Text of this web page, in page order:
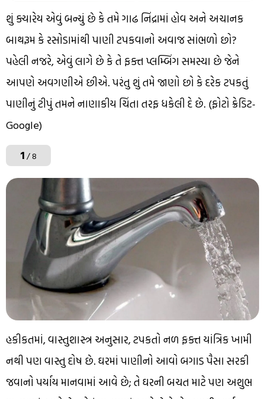
શું ક્યારેય એવું બન્યું છે કે તમે ગાઢ નિંદ્રામાં હોવ અને અચાનક
બાથરૂમ કે રસોડામાંથી પાણી ટપકવાનો અવાજ સાંભળો છો?
પહેલી નજરે, એવું લાગે છે કે તે ફક્ત પ્લમ્બિંગ સમસ્યા છે જેને
આપણે અવગણીએ છીએ. પરંતુ શું તમે જાણો છો કે દરેક ટપકતું
પાણીનું ટીપું તમને નાણાકીય ચિંતા તરફ ધકેલી દે છે. (ફોટો ક્રેડિટ-
Google)
1/ 8
હકીકતમાં, વાસ્તુશાસ્ત્ર અનુસાર, ટપકતો નળ ફક્ત યાંત્રિક ખામી
નથી પણ વાસ્તુ દોષ છે. ઘરમાં પાણીનો આવો બગાડ પૈસા સરકી
જવાનો પર્યાય માનવામાં આવે છે; તે ઘરની બચત માટે પણ અશુભ